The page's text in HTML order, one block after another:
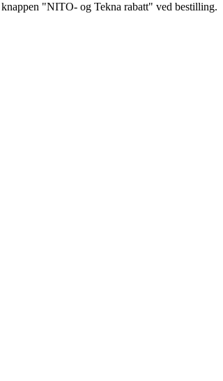
"NITO- og Tekna rabatt" ved bestilling.